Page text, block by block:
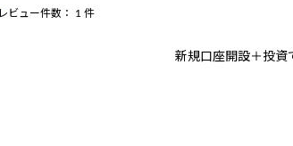
レビュー件数： 1 件
新規口座開設＋投資